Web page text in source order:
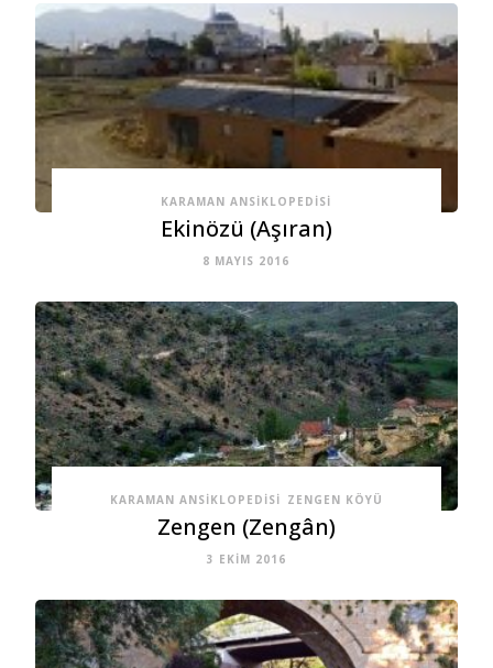
KARAMAN ANSIKLOPEDISI
Ekinözü (Aşıran)
8 MAYIS 2016
KARAMAN ANSIKLOPEDISI ZENGEN KÖYÜ
Zengen (Zengân)
3 EKIM 2016